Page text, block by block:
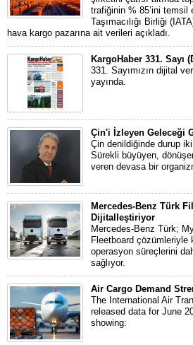
trafiğinin % 85’ini temsil
Taşımacılığı Birliği
hava kargo pazarına ait verileri açıkladı.
KargoHaber 331. Sayı
331. Sayımızın dijital
yayında.
Çin'i İzleyen Geleceği
Çin denildiğinde durup
Sürekli büyüyen,
veren devasa bir
Mercedes-Benz Türk
Dijitalleştiriyor
Mercedes-Benz Türk;
Fleetboard çözümleriyle
operasyon süreçlerini
sağlıyor.
Air Cargo Demand
The International Air
released data for June
showing: